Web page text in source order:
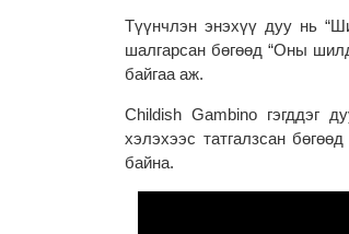
Түүнчлэн энэхүү дуу нь
шалгарсан бөгөөд “Оны
байгаа аж.
Childish Gambino гэгддэг
хэлэхээс татгалзсан
байна.